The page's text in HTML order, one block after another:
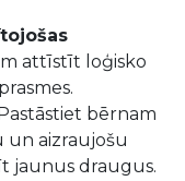
attīstīt loģisko
bērnam
un aizraujošu
jaunus draugus.